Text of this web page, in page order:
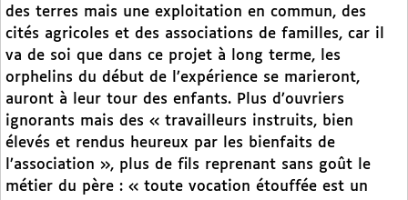
des terres mais une exploitation en commun, des
cités agricoles et des associations de familles, car il
va de soi que dans ce projet à long terme, les
orphelins du début de l’expérience se marieront,
auront à leur tour des enfants. Plus d’ouvriers
ignorants mais des « travailleurs instruits, bien
élevés et rendus heureux par les bienfaits de
l’association », plus de fils reprenant sans goût le
métier du père : « toute vocation étouffée est un